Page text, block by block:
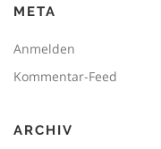
META
Anmelden
Kommentar-Feed
ARCHIV